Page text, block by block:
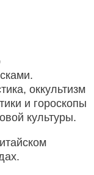
оккультизм
и гороскопы
культуры.